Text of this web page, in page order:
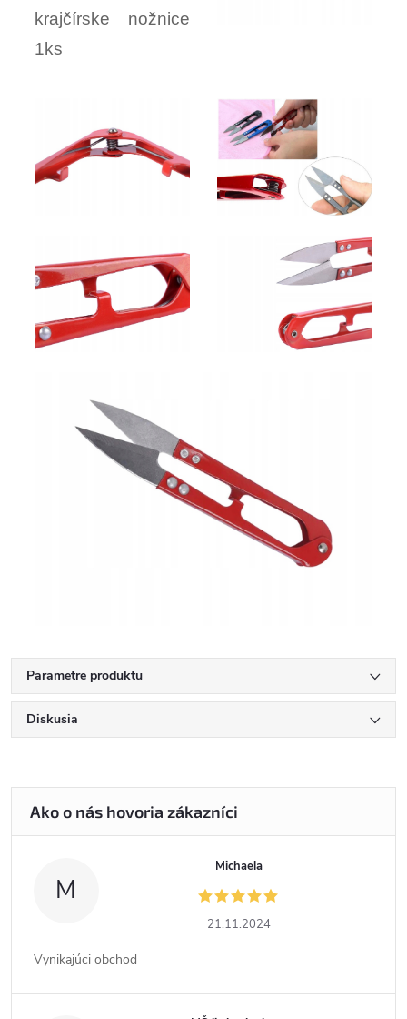
krajčírske nožnice
1ks
Parametre produktu
Diskusia
M
Michaela
21.11.2024
Vynikajúci obchod